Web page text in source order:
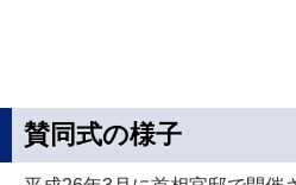
賛同式の様子